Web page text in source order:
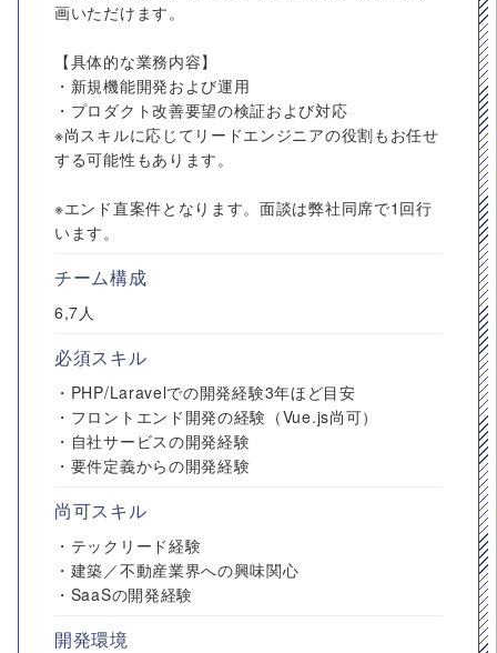
画いただけます。
【具体的な業務内容】
・新規機能開発および運用
・プロダクト改善要望の検証および対応
※尚スキルに応じてリードエンジニアの役割もお任せ
する可能性もあります。
※エンド直案件となります。面談は弊社同席で1回行
います。
チーム構成
6,7人
必須スキル
・PHP/Laravelでの開発経験3年ほど目安
・フロントエンド開発の経験（Vue.js尚可）
・自社サービスの開発経験
・要件定義からの開発経験
尚可スキル
・テックリード経験
・建築／不動産業界への興味関心
・SaaSの開発経験
開発環境